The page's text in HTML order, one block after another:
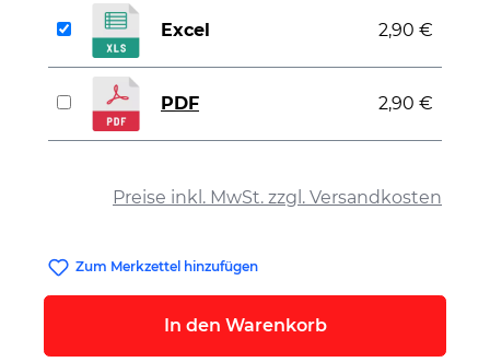
Preise inkl. MwSt. zzgl. Versandkosten
Excel 2,90 €
PDF 2,90 €
Zum Merkzettel hinzufügen
In den Warenkorb